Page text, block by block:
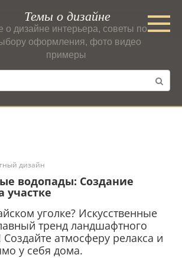
Темы о дизайне
о дизайне интерьера, советы по
оформления, фото видео
примеры
дизайн
водопады: Создание
участке
уголке? Искусственные
тренд ландшафтного
атмосферу релакса и
у себя дома.